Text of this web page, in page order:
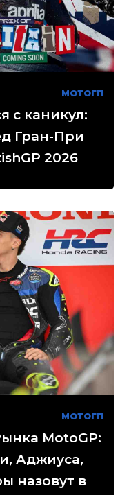
МОТОГП
с каникул:
Гран-При
2026
МОТОГП
MotoGP:
Аджиуса,
назовут в